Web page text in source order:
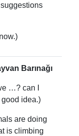
Barınağı
…? can I
idea.)
are doing
is climbing